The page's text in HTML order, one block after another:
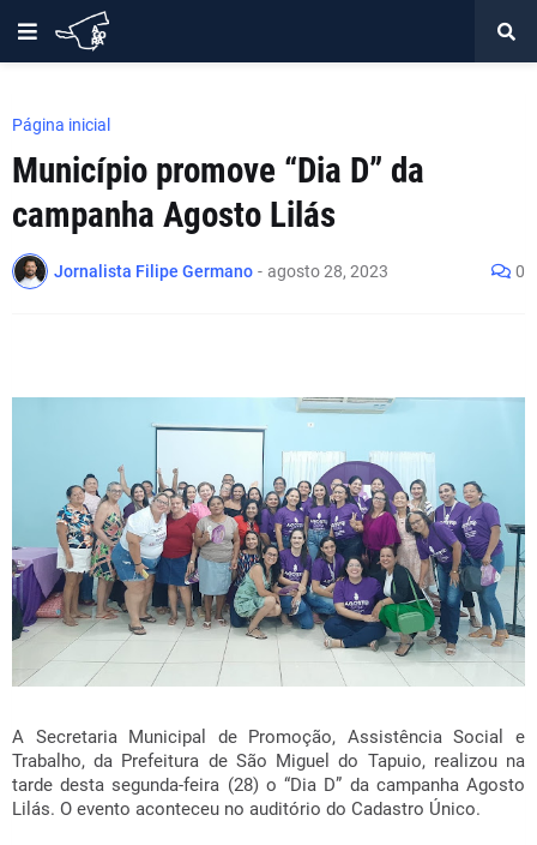
Página inicial
Município promove “Dia D” da
campanha Agosto Lilás
Jornalista Filipe Germano - agosto 28, 2023 0
A Secretaria Municipal de Promoção, Assistência Social e
Trabalho, da Prefeitura de São Miguel do Tapuio, realizou na
tarde desta segunda-feira (28) o “Dia D” da campanha Agosto
Lilás. O evento aconteceu no auditório do Cadastro Único.